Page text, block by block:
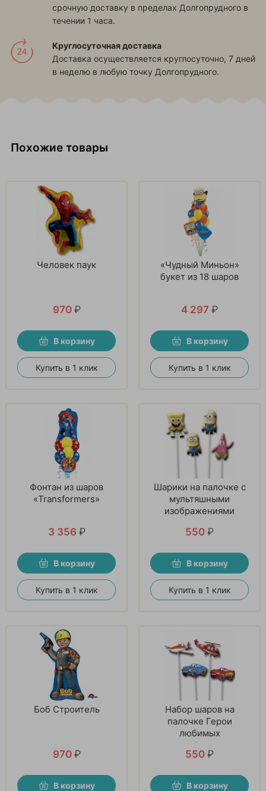
срочную доставку в пределах Долгопрудного в
течении 1 часа.
Круглосуточная доставка
Доставка осуществляется круглосуточно, 7 дней
в неделю в любую точку Долгопрудного.
Похожие товары
Человек паук
970 ₽
В корзину
Купить в 1 клик
«Чудный Миньон»
букет из 18 шаров
4 297 ₽
В корзину
Купить в 1 клик
Фонтан из шаров
«Transformers»
3 356 ₽
В корзину
Купить в 1 клик
Шарики на палочке с
мультяшными
изображениями
550 ₽
В корзину
Купить в 1 клик
Боб Строитель
970 ₽
В корзину
Набор шаров на
палочке Герои
любимых
мультфильмов
550 ₽
В корзину